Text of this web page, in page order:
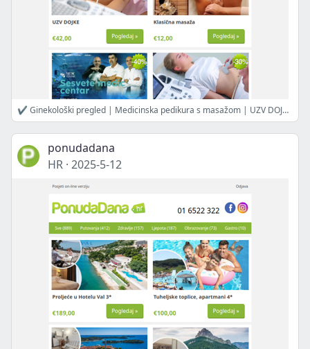
✔ Ginekološki pregled | Medicinska pedikura s masažom | UZV DOJKE | Klasična masaža | Uklanjanje dobroćudnih promjena | UZV abdomena i mjehura | 5x maderoterapija
ponudadana
HR · 2025-5-12